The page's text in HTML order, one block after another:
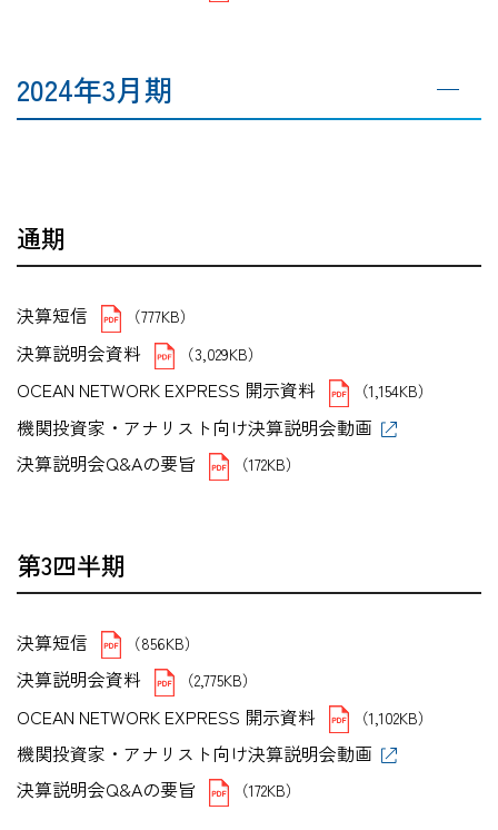
2024年3月期
通期
決算短信 （777KB）
決算説明会資料 （3,029KB）
OCEAN NETWORK EXPRESS 開示資料 （1,154KB）
機関投資家・アナリスト向け決算説明会動画
決算説明会Q&Aの要旨
（172KB）
第3四半期
決算短信 （856KB）
決算説明会資料 （2,775KB）
OCEAN NETWORK EXPRESS 開示資料 （1,102KB）
機関投資家・アナリスト向け決算説明会動画
決算説明会Q&Aの要旨
（172KB）